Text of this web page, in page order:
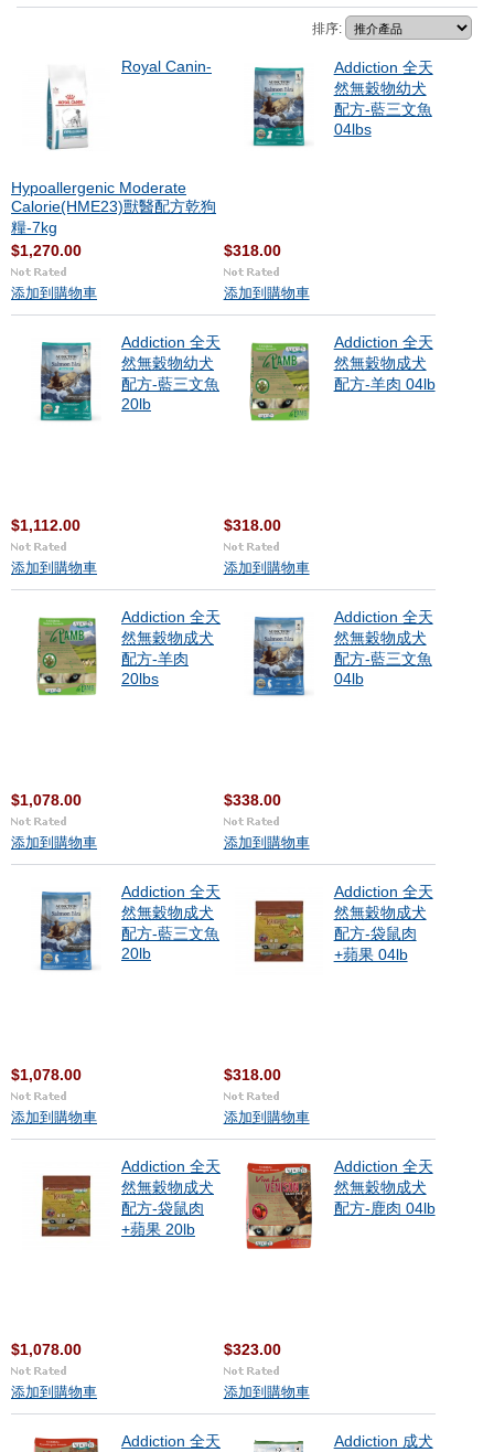
排序:
Royal Canin-
Hypoallergenic Moderate
Calorie(HME23)獸醫配方乾狗
糧-7kg
$1,270.00
添加到購物車
Addiction 全天
然無穀物幼犬
配方-藍三文魚
04lbs
$318.00
添加到購物車
Addiction 全天
然無穀物幼犬
配方-藍三文魚
20lb
$1,112.00
添加到購物車
Addiction 全天
然無穀物成犬
配方-羊肉 04lb
$318.00
添加到購物車
Addiction 全天
然無穀物成犬
配方-羊肉
20lbs
$1,078.00
添加到購物車
Addiction 全天
然無穀物成犬
配方-藍三文魚
04lb
$338.00
添加到購物車
Addiction 全天
然無穀物成犬
配方-藍三文魚
20lb
$1,078.00
添加到購物車
Addiction 全天
然無穀物成犬
配方-袋鼠肉
+蘋果 04lb
$318.00
添加到購物車
Addiction 全天
然無穀物成犬
配方-袋鼠肉
+蘋果 20lb
$1,078.00
添加到購物車
Addiction 全天
然無穀物成犬
配方-鹿肉 04lb
$323.00
添加到購物車
Addiction 全天
Addiction 成犬